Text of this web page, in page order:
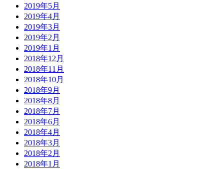
2019年5月
2019年4月
2019年3月
2019年2月
2019年1月
2018年12月
2018年11月
2018年10月
2018年9月
2018年8月
2018年7月
2018年6月
2018年4月
2018年3月
2018年2月
2018年1月